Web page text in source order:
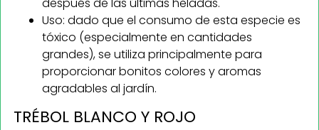
Uso: dado que el consumo de esta especie es
tóxico (especialmente en cantidades
grandes), se utiliza principalmente para
proporcionar bonitos colores y aromas
agradables al jardín.
TRÉBOL BLANCO Y ROJO